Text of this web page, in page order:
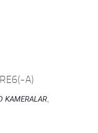
A)
KAMERALAR,